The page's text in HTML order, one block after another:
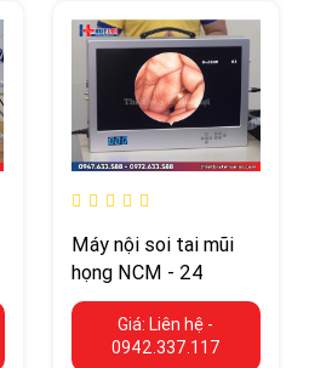
Máy nội soi tai mũi
họng NCM - 24
Giá: Liên hệ -
0942.337.117